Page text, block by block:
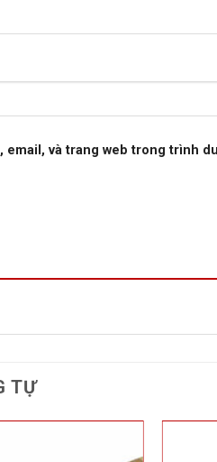
email, và trang web trong trình
TỰ